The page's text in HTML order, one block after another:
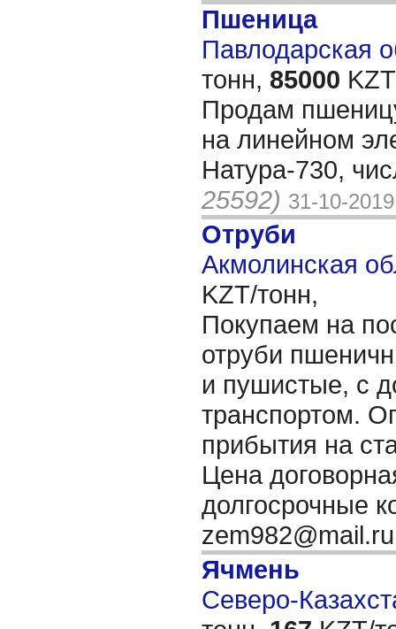
Пшеница
Павлодарская
тонн, 85000
Продам
на линейном
Натура-730,
25592) 31-10-2019
Отруби
Акмолинская
KZT/тонн,
Покупаем на
отруби
и пушистые, с
транспортом.
прибытия на
Цена
долгосрочные
Ячмень
Северо-